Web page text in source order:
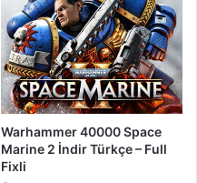
Warhammer 40000 Space
Marine 2 İndir Türkçe – Full
Fixli